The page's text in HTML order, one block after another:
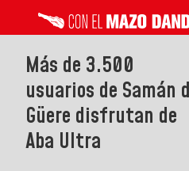
Más de 3.500
usuarios de Samán
Güere disfrutan de
Aba Ultra